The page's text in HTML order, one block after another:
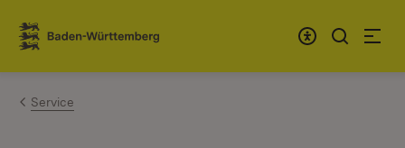
Zum Inhalt springen
Link zur Startseite
Service